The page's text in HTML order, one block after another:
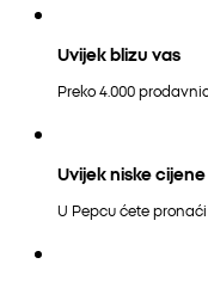
Uvijek blizu vas
Preko 4.000
Uvijek niske cijene
U Pepcu ćete